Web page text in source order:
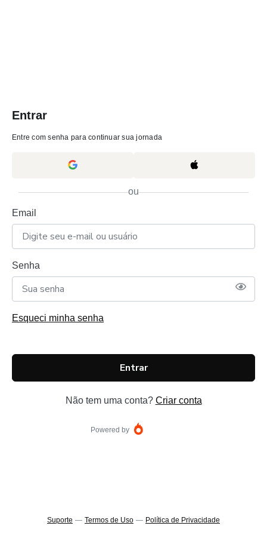
Entrar
Entre com senha para continuar sua jornada
ou
Email
Senha
Esqueci minha senha
Entrar
Não tem uma conta? Criar conta
Powered by
Suporte — Termos de Uso — Política de Privacidade